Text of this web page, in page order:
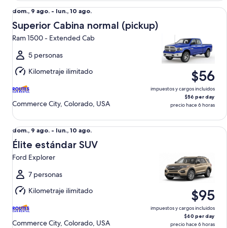
Del
dom.,
9
ago.
al
lun.,
10
ago.
dom., 9 ago. - lun., 10 ago.
Superior Cabina normal (pickup)
Ram 1500 - Extended Cab
5 personas
Kilometraje ilimitado
Commerce City, Colorado, USA
$56
impuestos y cargos incluidos
$56 per day
precio hace 6 horas
Superior Cabina normal (pickup) Ram 1500 - Extended Cab
Del
dom.,
9
ago.
al
lun.,
10
ago.
dom., 9 ago. - lun., 10 ago.
Élite estándar SUV
Ford Explorer
7 personas
Kilometraje ilimitado
Commerce City, Colorado, USA
$95
impuestos y cargos incluidos
$60 per day
precio hace 6 horas
Élite estándar SUV Ford Explorer